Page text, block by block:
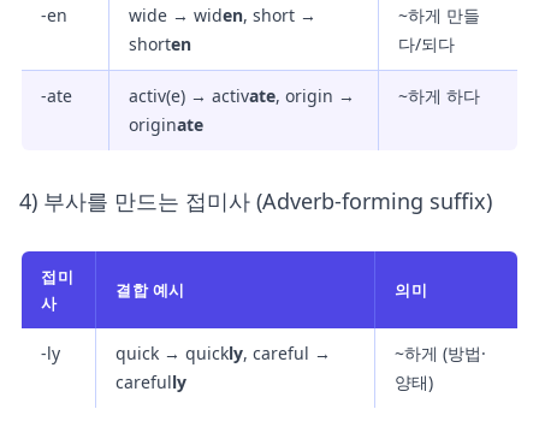
-en wide → widen, short →
shorten
~하게 만들
다/되다
-ate activ(e) → activate, origin →
originate
~하게 하다
4) 부사를 만드는 접미사 (Adverb-forming suffix)
접미
사
결합 예시 의미
-ly quick → quickly, careful →
carefully
~하게 (방법·
양태)